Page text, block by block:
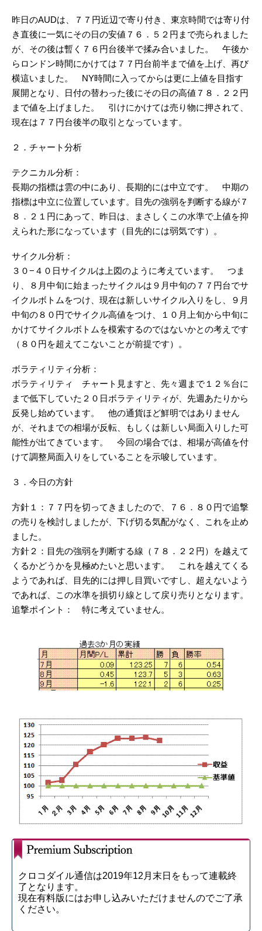
昨日のAUDは、７７円近辺で寄り付き、東京時間では寄り付
き直後に一気にその日の安値７６．５２円まで売られました
が、その後は暫く７６円台後半で揉み合いました。 午後か
らロンドン時間にかけては７７円台前半まで値を上げ、再び
横這いました。 NY時間に入ってからは更に上値を目指す
展開となり、日付の替わった後にその日の高値７８．２２円
まで値を上げました。 引けにかけては売り物に押されて、
現在は７７円台後半の取引となっています。
２．チャート分析
テクニカル分析：
長期の指標は雲の中にあり、長期的には中立です。 中期の
指標は中立に位置しています。目先の強弱を判断する線が７
８．２１円にあって、昨日は、まさしくこの水準で上値を抑
えられた形になっています（目先的には弱気です）。
サイクル分析：
３０−４０日サイクルは上図のように考えています。 つま
り、８月中旬に始まったサイクルは９月中旬の７７円台でサ
イクルボトムをつけ、現在は新しいサイクル入りをし、９月
中旬の８０円でサイクル高値をつけ、１０月上旬から中旬に
かけてサイクルボトムを模索するのではないかとの考えです
（８０円を超えてこないことが前提です）。
ボラティリティ分析：
ボラティリティ チャート見ますと、先々週まで１２％台に
まで低下していた２０日ボラティリティが、先週あたりから
反発し始めています。 他の通貨ほど鮮明ではありません
が、それまでの相場が反転、もしくは新しい局面入りした可
能性が出てきています。 今回の場合では、相場が高値を付
けて調整局面入りをしていることを示唆しています。
３．今日の方針
方針１：７７円を切ってきましたので、７６．８０円で追撃
の売りを検討しましたが、下げ切る気配がなく、これを止め
ました。
方針２：目先の強弱を判断する線（７８．２２円）を越えて
くるかどうかを見極めたいと思います。 これを越えてくる
ようであれば、目先的には押し目買いですし、超えないよう
であれば、この水準を損切り線として戻り売りとなります。
追撃ポイント： 特に考えていません。
クロコダイル通信は2019年12月末日をもって連載終
了となります。
現在有料版にはお申し込みいただけませんのでご了承
ください。